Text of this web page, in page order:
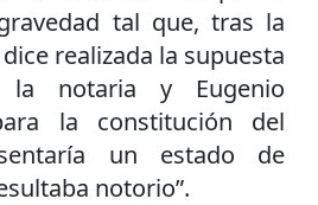
tal que, tras la
realizada la supuesta
la notaria y Eugenio
la constitución del
un estado de
notorio”.